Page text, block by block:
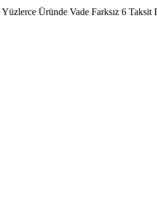
Yüzlerce Üründe Vade Farksız 6 Taksit